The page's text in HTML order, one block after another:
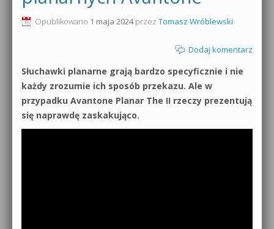
Produkcja muzyczna od podstaw
Sound Forge od podstaw
Dubstep z syntezatorem Massive
0dB.pl - informacje
Materiały dla mediów
Archiwum aktualności
Polityka prywatności
Opublikowano 1 maja 2024przez Tomasz Wróblewski
Dodaj komentarz
Słuchawki planarne grają bardzo specyficznie i nie
każdy zrozumie ich sposób przekazu. Ale w
przypadku Avantone Planar The II rzeczy prezentują
się naprawdę zaskakująco.